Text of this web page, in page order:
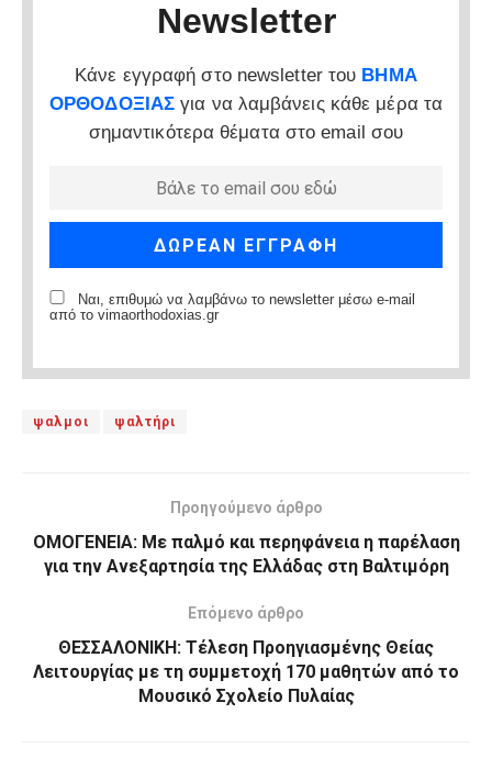
Newsletter
Κάνε εγγραφή στο newsletter του ΒΗΜΑ
ΟΡΘΟΔΟΞΙΑΣ για να λαμβάνεις κάθε μέρα τα
σημαντικότερα θέματα στο email σου
Ναι, επιθυμώ να λαμβάνω το newsletter μέσω e-mail
από το vimaorthodoxias.gr
ψαλμοι ψαλτήρι
Προηγούμενο άρθρο
ΟΜΟΓΕΝΕΙΑ: Με παλμό και περηφάνεια η παρέλαση
για την Ανεξαρτησία της Ελλάδας στη Βαλτιμόρη
Επόμενο άρθρο
ΘΕΣΣΑΛΟΝΙΚΗ: Τέλεση Προηγιασμένης Θείας
Λειτουργίας με τη συμμετοχή 170 μαθητών από το
Μουσικό Σχολείο Πυλαίας